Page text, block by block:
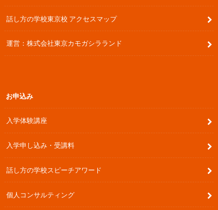
話し方の学校東京校 アクセスマップ
運営：株式会社東京カモガシラランド
お申込み
入学体験講座
入学申し込み・受講料
話し方の学校スピーチアワード
個人コンサルティング